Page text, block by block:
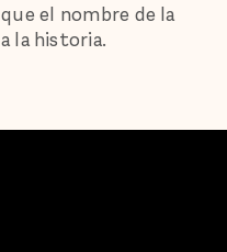
el nombre de la
la historia.